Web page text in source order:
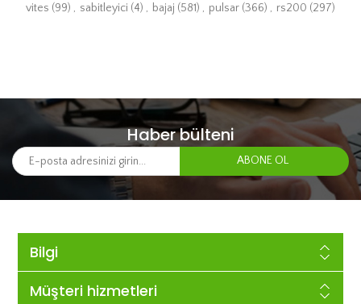
vites (99) , sabitleyici (4) , bajaj (581) , pulsar (366) , rs200 (297)
Haber bülteni
Bilgi
Müşteri hizmetleri